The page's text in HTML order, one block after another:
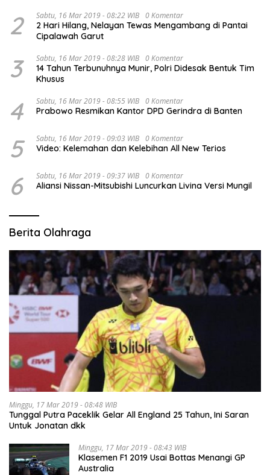
2 Sabtu, 16 Mar 2019 - 08:22 WIB 0 Komentar
2 Hari Hilang, Nelayan Tewas Mengambang di Pantai
Cipalawah Garut
3 Sabtu, 16 Mar 2019 - 08:28 WIB 0 Komentar
14 Tahun Terbunuhnya Munir, Polri Didesak Bentuk Tim
Khusus
4 Sabtu, 16 Mar 2019 - 08:55 WIB 0 Komentar
Prabowo Resmikan Kantor DPD Gerindra di Banten
5 Sabtu, 16 Mar 2019 - 09:03 WIB 0 Komentar
Video: Kelemahan dan Kelebihan All New Terios
6 Sabtu, 16 Mar 2019 - 09:37 WIB 0 Komentar
Aliansi Nissan-Mitsubishi Luncurkan Livina Versi Mungil
Berita Olahraga
Minggu, 17 Mar 2019 - 08:48 WIB
Tunggal Putra Paceklik Gelar All England 25 Tahun, Ini Saran
Untuk Jonatan dkk
Minggu, 17 Mar 2019 - 08:43 WIB
Klasemen F1 2019 Usai Bottas Menangi GP
Australia